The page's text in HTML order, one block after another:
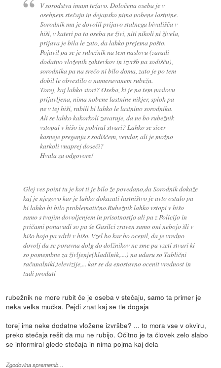
V sorodstvu imam težavo. Določena oseba je v
osebnem stečaju in dejansko nima nobene lastnine.
Sorodnik mu je dovolil prijavo stalnega bivališča v
hiši, v kateri pa ta oseba ne živi, niti nikoli ni živela,
prijava je bila le zato, da lahko prejema pošto.
Pojavil pa se je rubežnik na tem naslovu (zaradi
dodatno vloženih zahtevkov in izvršb na sodišču),
sorodnika pa na srečo ni bilo doma, zato je po tem
dobil le obvestilo o nameravanem rubežu.
Torej, kaj lahko stori? Oseba, ki je na tem naslovu
prijavljena, nima nobene lastnine nikjer, sploh pa
ne v tej hiši, rubili bi lahko le lastnino sorodnika.
Ali se lahko kakorkoli zavaruje, da ne bo rubežnik
vstopal v hišo in pobiral stvari? Lahko se sicer
kasneje preganja s sodiščem, vendar, ali je možno
karkoli vnaprej doseči?
Hvala za odgovore!
Glej ves point tu je kot ti je bilo že povedano,da Sorodnik dokaže
kaj je njegovo kar je lahko dokazati lastništvo je avto ostalo pa
bi lahko bi bilo problematično.Rubežnik lahko vstopi v hišo
samo s tvojim dovoljenjem in prisotnostjo ali pa z Policijo in
pričami ponavadi so pa še Gasilci zraven samo oni nebojo šli v
hišo bojo pa vdrli v hišo. Vzel bo kar bo ocenil, da je vredno
dovolj da se poravna dolg do dolžnikov ne sme pa vzeti stvari ki
so pomembne za življenje(hladilnik,....) na udaru so Tablični
računalniki,televizije,... kar se da enostavno ocenit vrednost in
tudi prodati
rubežnik ne more rubit če je oseba v stečaju, samo ta primer je
neka velka mučka. Pejdi znat kaj se tle dogaja
torej ima neke dodatne vložene izvršbe? ... to mora vse v okviru,
preko stečaja rešit da mu ne rubijo. Očitno je ta človek zelo slabo
se informiral glede stečaja in nima pojma kaj dela
Zgodovina sprememb…